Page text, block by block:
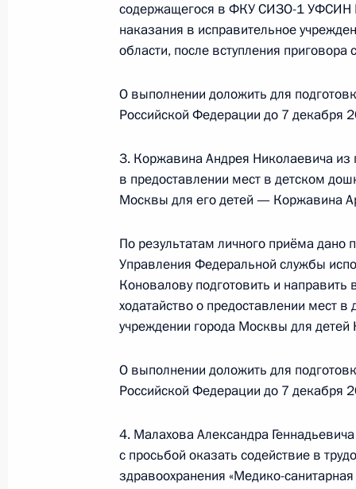
Продлён контроль исполнения
в режиме видео-конференц-связи
по поручению Президента
граждан в Москве 13 октября
6 августа 2024 года, 16:10
О ходе исполнения поручения,
Президента Российской
в Приёмной Президента
октября 2023 года
6 августа 2024 года, 16:06
3 мая 2024 года, пятница
по поручению Президента
Федеральной службы
и Московской области Алексеем
содержащегося в ФКУ СИЗО-1 УФСИН
наказания в исправительное
области, после вступления приговора
О выполнении доложить для
Российской Федерации до 7 декабря
3. Коржавина Андрея Николаевича из
в предоставлении мест в детском
Москвы для его детей — Коржавина
По результатам личного приёма дано
Управления Федеральной службы
Коновалову подготовить и
ходатайство о предоставлении мест
учреждении города Москвы для
О выполнении доложить для
Российской Федерации до 7 декабря
4. Малахова Александра
с просьбой оказать содействие в
здравоохранения «Медико-